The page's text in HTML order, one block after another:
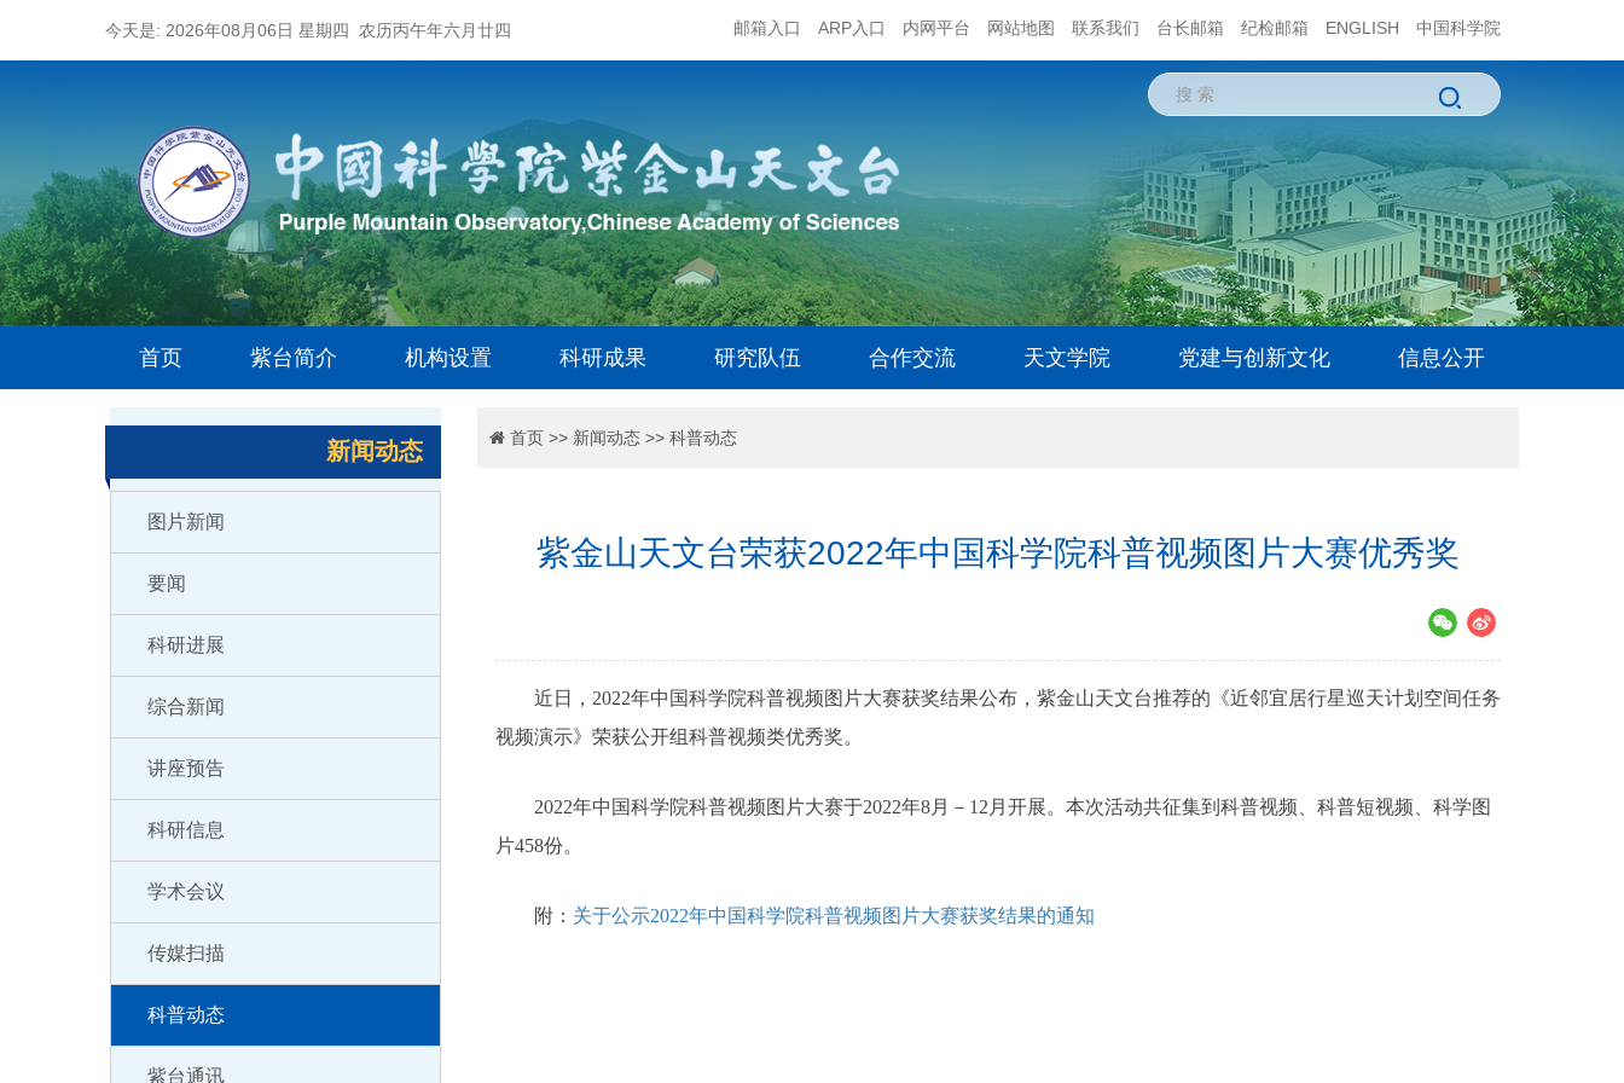
今天是: 2026年08月06日 星期四 农历丙午年六月廿四 邮箱入口 ARP入口 内网平台 网站地图 联系我们 台长邮箱 纪检邮箱 ENGLISH 中国科学院
首页 紫台简介 机构设置 科研成果 研究队伍 合作交流 天文学院 党建与创新文化 信息公开
新闻动态
图片新闻
要闻
科研进展
综合新闻
讲座预告
科研信息
学术会议
传媒扫描
科普动态
紫台通讯
首页>> 新闻动态>> 科普动态
紫金山天文台荣获2022年中国科学院科普视频图片大赛优秀奖
近日，2022年中国科学院科普视频图片大赛获奖结果公布，紫金山天文台推荐的《近邻宜居行星巡天计划空间任务
视频演示》荣获公开组科普视频类优秀奖。
2022年中国科学院科普视频图片大赛于2022年8月－12月开展。本次活动共征集到科普视频、科普短视频、科学图
片458份。
附： 关于公示2022年中国科学院科普视频图片大赛获奖结果的通知